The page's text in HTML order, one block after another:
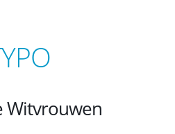
Witvrouwen